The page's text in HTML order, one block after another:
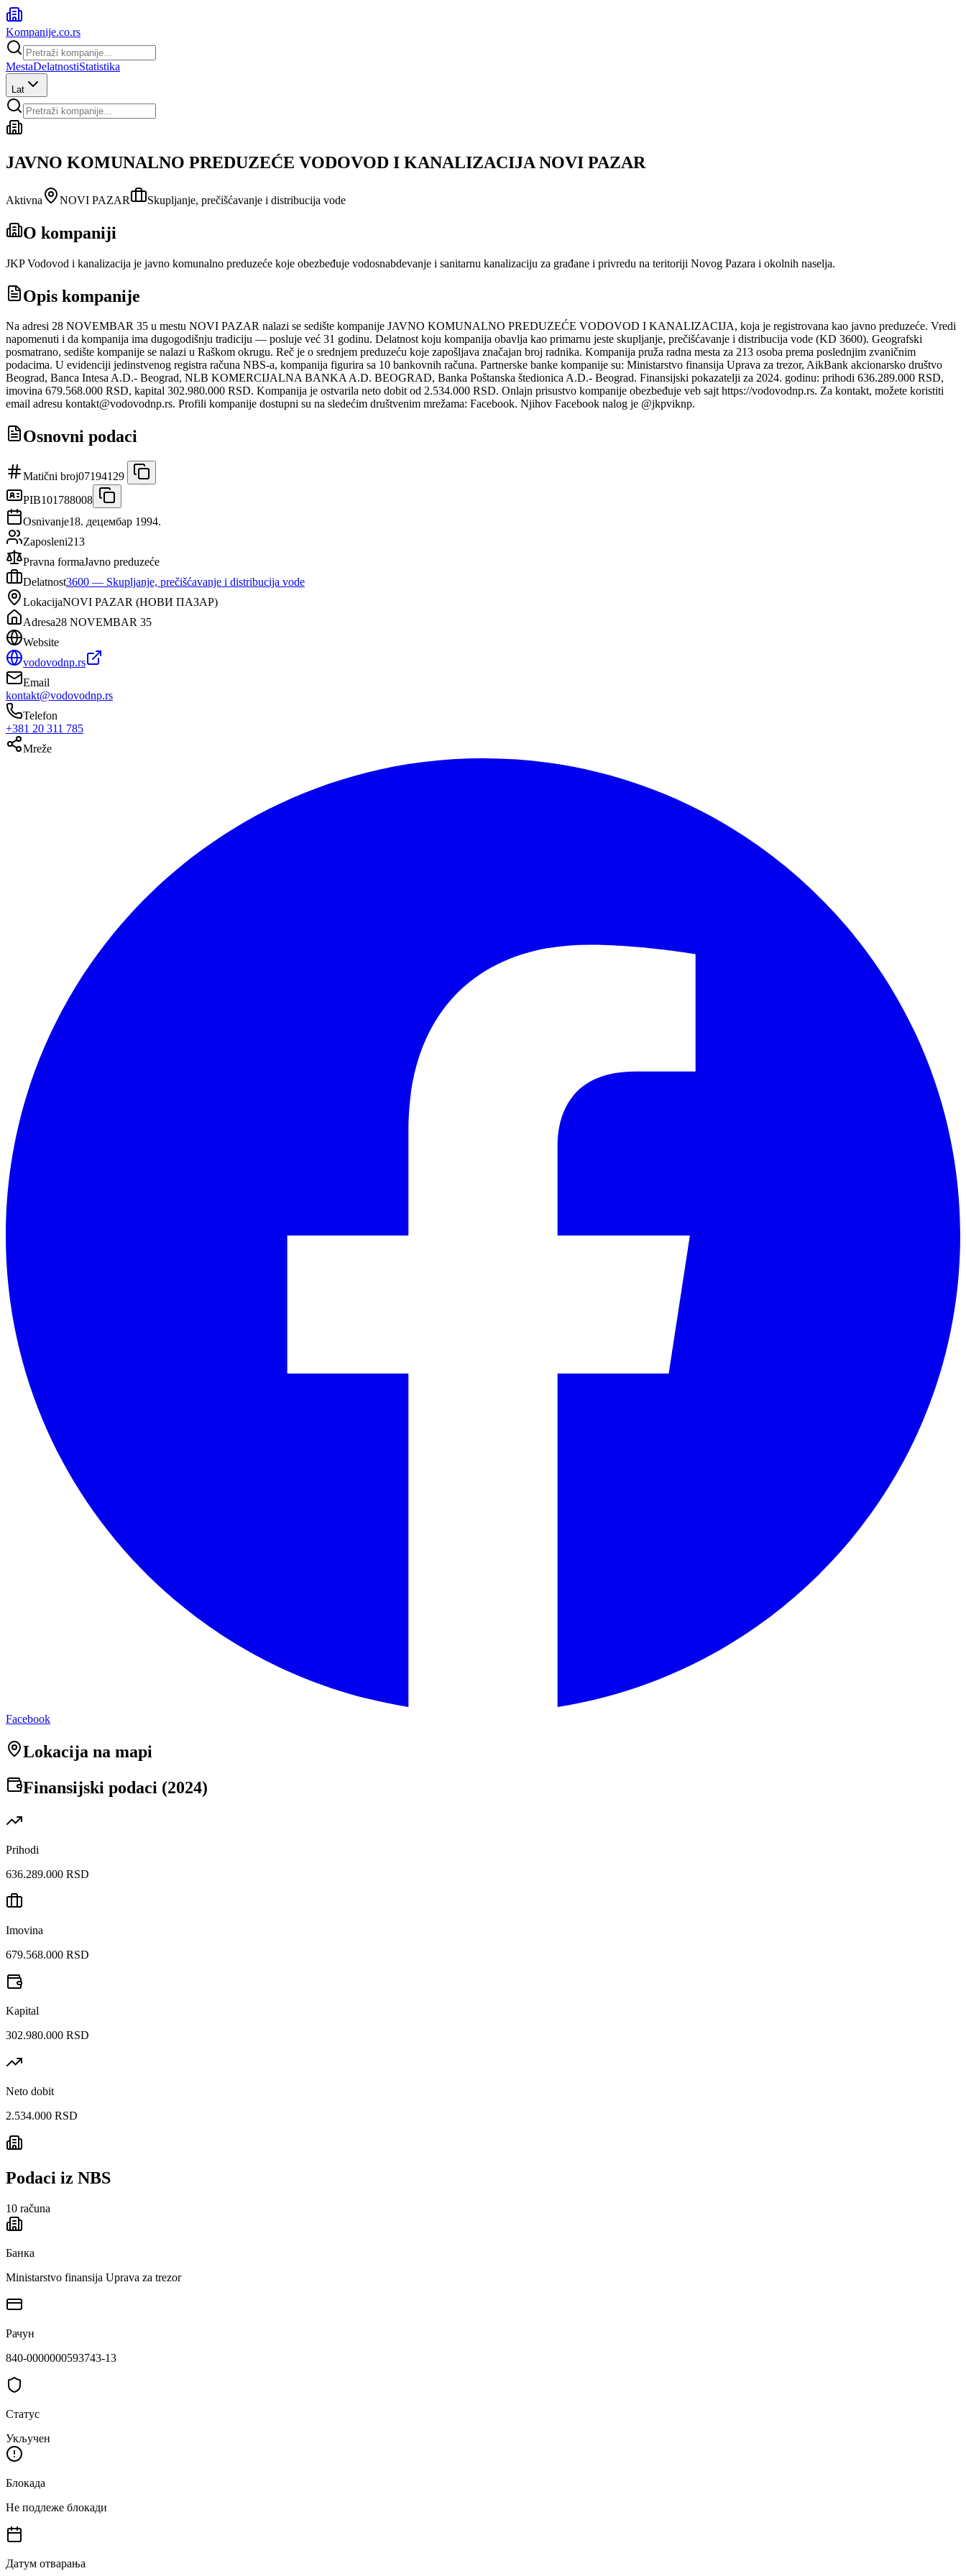
Kompanije.co.rs
MestaDelatnostiStatistika
Lat
JAVNO KOMUNALNO PREDUZEĆE VODOVOD I KANALIZACIJA NOVI PAZAR
Aktivna NOVI PAZAR Skupljanje, prečišćavanje i distribucija vode
O kompaniji
JKP Vodovod i kanalizacija je javno komunalno preduzeće koje obezbeđuje vodosnabdevanje i sanitarnu kanalizaciju za građane i privredu na teritoriji Novog Pazara i okolnih naselja.
Opis kompanije
Na adresi 28 NOVEMBAR 35 u mestu NOVI PAZAR nalazi se sedište kompanije JAVNO KOMUNALNO PREDUZEĆE VODOVOD I KANALIZACIJA, koja je registrovana kao javno preduzeće. Vredi
napomenuti i da kompanija ima dugogodišnju tradiciju — posluje već 31 godinu. Delatnost koju kompanija obavlja kao primarnu jeste skupljanje, prečišćavanje i distribucija vode (KD 3600). Geografski
posmatrano, sedište kompanije se nalazi u Raškom okrugu. Reč je o srednjem preduzeću koje zapošljava značajan broj radnika. Kompanija pruža radna mesta za 213 osoba prema poslednjim zvaničnim
podacima. U evidenciji jedinstvenog registra računa NBS-a, kompanija figurira sa 10 bankovnih računa. Partnerske banke kompanije su: Ministarstvo finansija Uprava za trezor, AikBank akcionarsko društvo
Beograd, Banca Intesa A.D.- Beograd, NLB KOMERCIJALNA BANKA A.D. BEOGRAD, Banka Poštanska štedionica A.D.- Beograd. Finansijski pokazatelji za 2024. godinu: prihodi 636.289.000 RSD,
imovina 679.568.000 RSD, kapital 302.980.000 RSD. Kompanija je ostvarila neto dobit od 2.534.000 RSD. Onlajn prisustvo kompanije obezbeđuje veb sajt https://vodovodnp.rs. Za kontakt, možete koristiti
email adresu kontakt@vodovodnp.rs. Profili kompanije dostupni su na sledećim društvenim mrežama: Facebook. Njihov Facebook nalog je @jkpviknp.
Osnovni podaci
Matični broj07194129
PIB101788008
Osnivanje18. децембар 1994.
Zaposleni213
Pravna formaJavno preduzeće
Delatnost3600 — Skupljanje, prečišćavanje i distribucija vode
LokacijaNOVI PAZAR (НОВИ ПАЗАР)
Adresa28 NOVEMBAR 35
Website
vodovodnp.rs
Email
kontakt@vodovodnp.rs
Telefon
+381 20 311 785
Mreže
Facebook
Lokacija na mapi
Finansijski podaci (2024)
Prihodi
636.289.000 RSD
Imovina
679.568.000 RSD
Kapital
302.980.000 RSD
Neto dobit
2.534.000 RSD
Podaci iz NBS
10 računa
Банка
Ministarstvo finansija Uprava za trezor
Рачун
840-0000000593743-13
Статус
Укључен
Блокада
Не подлеже блокади
Датум отварања